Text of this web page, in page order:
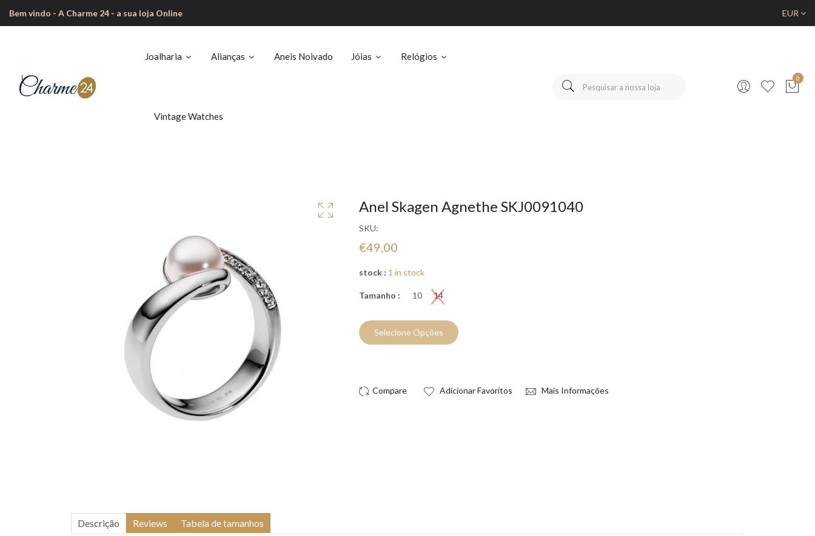
Bem vindo - A Charme 24 - a sua loja Online EUR
Joalharia Alianças Aneis Noivado Jóias Relógios
Vintage Watches
0
Anel Skagen Agnethe SKJ0091040
SKU:
€49,00
stock : 1 in stock
Tamanho : 10 14
Selecione Opções
Adicionar Favoritos Mais Informações
Descrição Reviews Tabela de tamanhos